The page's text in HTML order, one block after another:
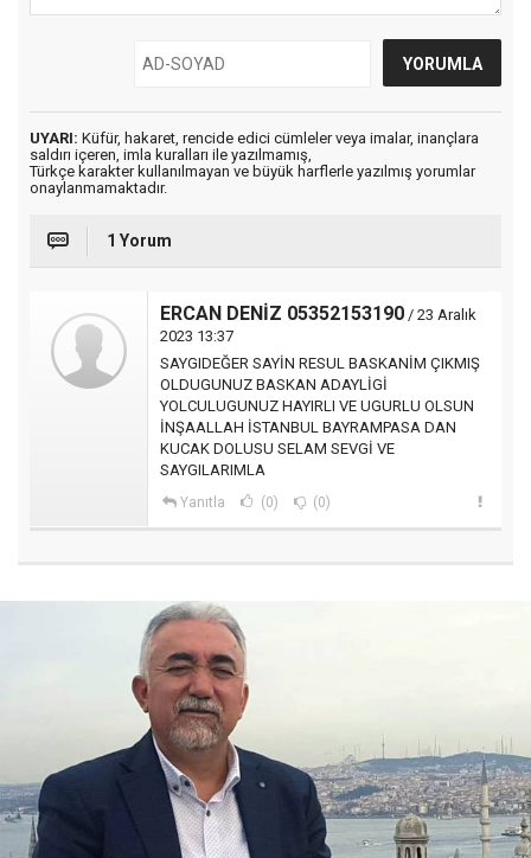
UYARI: Küfür, hakaret, rencide edici cümleler veya imalar, inançlara
saldırı içeren, imla kuralları ile yazılmamış,
Türkçe karakter kullanılmayan ve büyük harflerle yazılmış yorumlar
onaylanmamaktadır.
1 Yorum
ERCAN DENİZ 05352153190 / 23 Aralık
2023 13:37
SAYGIDEĞER SAYİN RESUL BASKANİM ÇIKMIŞ
OLDUGUNUZ BASKAN ADAYLİGİ
YOLCULUGUNUZ HAYIRLI VE UGURLU OLSUN
İNŞAALLAH İSTANBUL BAYRAMPASA DAN
KUCAK DOLUSU SELAM SEVGİ VE
SAYGILARIMLA
Yanıtla (0) (0)